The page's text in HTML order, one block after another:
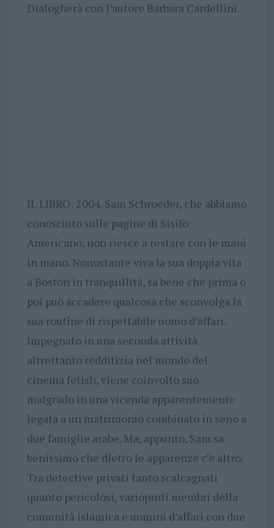
Dialogherà con l’autore Barbara Cardellini.
IL LIBRO: 2004. Sam Schroeder, che abbiamo
conosciuto sulle pagine di Sisifo
Americano, non riesce a restare con le mani
in mano. Nonostante viva la sua doppia vita
a Boston in tranquillità, sa bene che prima o
poi può accadere qualcosa che sconvolga la
sua routine di rispettabile uomo d’affari.
Impegnato in una seconda attività
altrettanto redditizia nel mondo del
cinema fetish, viene coinvolto suo
malgrado in una vicenda apparentemente
legata a un matrimonio combinato in seno a
due famiglie arabe. Ma, appunto, Sam sa
benissimo che dietro le apparenze c’è altro.
Tra detective privati tanto scalcagnati
quanto pericolosi, variopinti membri della
comunità islamica e uomini d’affari con due